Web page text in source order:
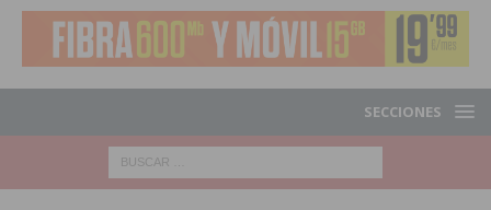
SECCIONES